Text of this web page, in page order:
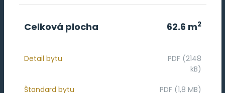
Celková plocha 62.6 m2
Detail bytu
PDF (2148
kB)
Štandard bytu PDF (1,8 MB)